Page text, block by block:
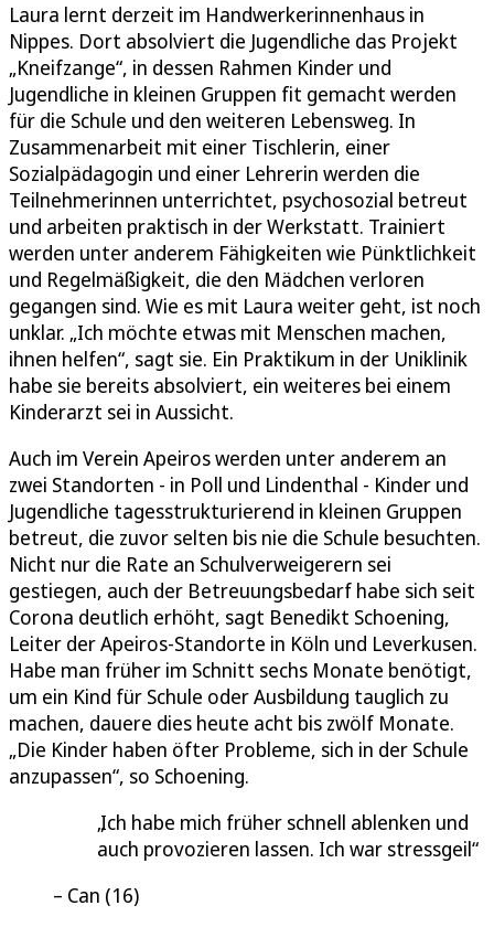
Laura lernt derzeit im Handwerkerinnenhaus in
Nippes. Dort absolviert die Jugendliche das Projekt
„Kneifzange“, in dessen Rahmen Kinder und
Jugendliche in kleinen Gruppen fit gemacht werden
für die Schule und den weiteren Lebensweg. In
Zusammenarbeit mit einer Tischlerin, einer
Sozialpädagogin und einer Lehrerin werden die
Teilnehmerinnen unterrichtet, psychosozial betreut
und arbeiten praktisch in der Werkstatt. Trainiert
werden unter anderem Fähigkeiten wie Pünktlichkeit
und Regelmäßigkeit, die den Mädchen verloren
gegangen sind. Wie es mit Laura weiter geht, ist noch
unklar. „Ich möchte etwas mit Menschen machen,
ihnen helfen“, sagt sie. Ein Praktikum in der Uniklinik
habe sie bereits absolviert, ein weiteres bei einem
Kinderarzt sei in Aussicht.
Auch im Verein Apeiros werden unter anderem an
zwei Standorten - in Poll und Lindenthal - Kinder und
Jugendliche tagesstrukturierend in kleinen Gruppen
betreut, die zuvor selten bis nie die Schule besuchten.
Nicht nur die Rate an Schulverweigerern sei
gestiegen, auch der Betreuungsbedarf habe sich seit
Corona deutlich erhöht, sagt Benedikt Schoening,
Leiter der Apeiros-Standorte in Köln und Leverkusen.
Habe man früher im Schnitt sechs Monate benötigt,
um ein Kind für Schule oder Ausbildung tauglich zu
machen, dauere dies heute acht bis zwölf Monate.
„Die Kinder haben öfter Probleme, sich in der Schule
anzupassen“, so Schoening.
Ich habe mich früher schnell ablenken und
auch provozieren lassen. Ich war stressgeil
Can (16)